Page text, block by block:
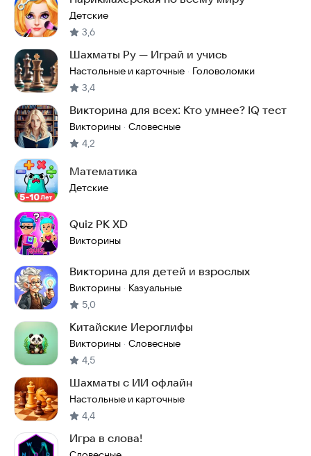
Детские
3,6
Шахматы Ру — Играй и учись
Настольные и карточные · Головоломки
3,4
Викторина для всех: Кто умнее? IQ тест
Викторины · Словесные
4,2
Математика
Детские
Quiz PK XD
Викторины
Викторина для детей и взрослых
Викторины · Казуальные
5,0
Китайские Иероглифы
Викторины · Словесные
4,5
Шахматы с ИИ офлайн
Настольные и карточные
4,4
Игра в слова!